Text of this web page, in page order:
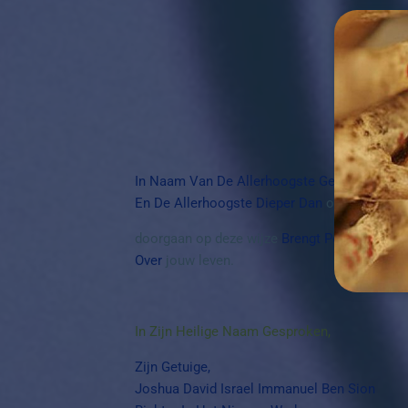
In Naam Van De Allerhoogste Gebied Ikjou
En De Allerhoogste Dieper Dan
ooitTe
doorgaan op deze wijze
Brengt Per Direct
Over jouw leven.
In Zijn Heilige Naam Gesproken,
Zijn Getuige,
Joshua David Israel Immanuel Ben Sion